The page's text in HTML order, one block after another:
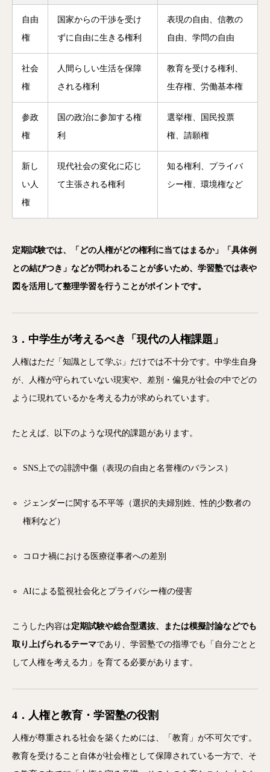
自由
権
国家からの干渉を受け
ずに自由に生きる権利
表現の自由、信教の
自由、学問の自由
社会
権
人間らしい生活を保障
される権利
教育を受ける権利、
生存権、労働基本権
参政
権
国の政治に参加する権
利
選挙権、国民投票
権、請願権
新し
い人
権
現代社会の変化に応じ
て主張される権利
知る権利、プライバ
シー権、環境権など
定期試験では、「どの人権がどの権利に当てはまるか」「具体例
との結びつき」などが問われることが多いため、学習塾では表や
図を活用して整理学習を行うことがポイントです。
3．中学生が考えるべき「現代の人権課題」
人権はただ「知識として学ぶ」だけでは不十分です。中学生自身
が、人権が守られていない現実や、差別・偏見が社会の中でどの
ように現れているかを考える力が求められています。
たとえば、以下のような現代的課題があります。
SNS上での誹謗中傷（表現の自由と名誉権のバランス）
ジェンダーに関する不平等（選択的夫婦別姓、性的少数者の
権利など）
コロナ禍における医療従事者への差別
AIによる監視社会化とプライバシー権の侵害
こうした内容は定期試験や総合型選抜、または模擬討論などでも
取り上げられるテーマであり、学習塾での指導でも「自分ごとと
して人権を考える力」を育てる必要があります。
4．人権と教育・学習塾の役割
人権が尊重される社会を築くためには、「教育」が不可欠です。
教育を受けること自体が社会権として保障されている一方で、そ